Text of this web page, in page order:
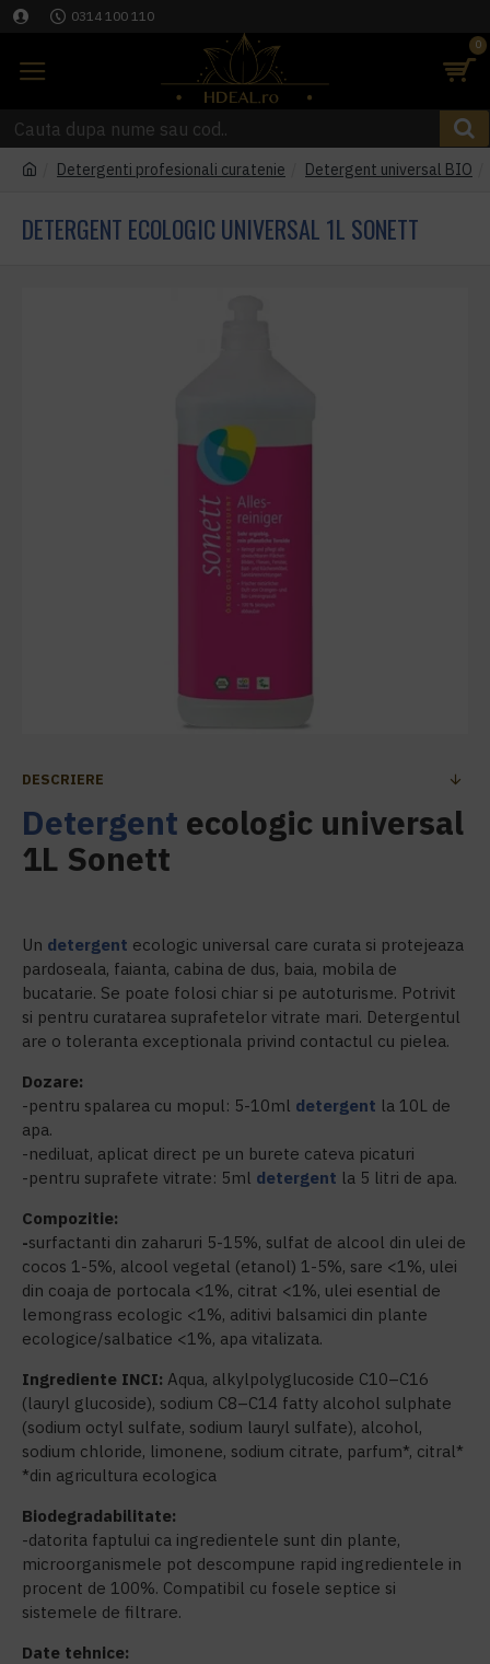
0314 100 110
0
Detergenti profesionali curatenie Detergent universal BIO
DETERGENT ECOLOGIC UNIVERSAL 1L SONETT
DESCRIERE
Detergent ecologic universal
1L Sonett
Un detergent ecologic universal care curata si protejeaza
pardoseala, faianta, cabina de dus, baia, mobila de
bucatarie. Se poate folosi chiar si pe autoturisme. Potrivit
si pentru curatarea suprafetelor vitrate mari. Detergentul
are o toleranta exceptionala privind contactul cu pielea.
Dozare:
-pentru spalarea cu mopul: 5-10ml detergent la 10L de
apa.
-nediluat, aplicat direct pe un burete cateva picaturi
-pentru suprafete vitrate: 5ml detergent la 5 litri de apa.
Compozitie:
-surfactanti din zaharuri 5-15%, sulfat de alcool din ulei de
cocos 1-5%, alcool vegetal (etanol) 1-5%, sare <1%, ulei
din coaja de portocala <1%, citrat <1%, ulei esential de
lemongrass ecologic <1%, aditivi balsamici din plante
ecologice/salbatice <1%, apa vitalizata.
Ingrediente INCI: Aqua, alkylpolyglucoside C10–C16
(lauryl glucoside), sodium C8–C14 fatty alcohol sulphate
(sodium octyl sulfate, sodium lauryl sulfate), alcohol,
sodium chloride, limonene, sodium citrate, parfum*, citral*
*din agricultura ecologica
Biodegradabilitate:
-datorita faptului ca ingredientele sunt din plante,
microorganismele pot descompune rapid ingredientele in
procent de 100%. Compatibil cu fosele septice si
sistemele de filtrare.
Date tehnice: